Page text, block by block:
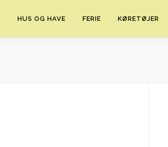
HUS OG HAVE FERIE KØRETØJER